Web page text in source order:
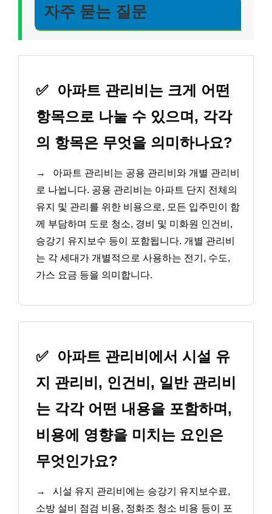
자주 묻는 질문
✅
아파트 관리비는 크게 어떤
항목으로 나눌 수 있으며, 각각
의 항목은 무엇을 의미하나요?
→
아파트 관리비는 공용 관리비와 개별 관리비
로 나뉩니다. 공용 관리비는 아파트 단지 전체의
유지 및 관리를 위한 비용으로, 모든 입주민이 함
께 부담하며 도로 청소, 경비 및 미화원 인건비,
승강기 유지보수 등이 포함됩니다. 개별 관리비
는 각 세대가 개별적으로 사용하는 전기, 수도,
가스 요금 등을 의미합니다.
✅
아파트 관리비에서 시설 유
지 관리비, 인건비, 일반 관리비
는 각각 어떤 내용을 포함하며,
비용에 영향을 미치는 요인은
무엇인가요?
→
시설 유지 관리비에는 승강기 유지보수료,
소방 설비 점검 비용, 정화조 청소 비용 등이 포